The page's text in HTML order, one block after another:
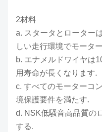
2材料
a. スタータとローター
しい走行環境でモータ
b. エナメルドワイヤは
用寿命が長くなります.
c. すべてのモーターコ
境保護要件を満たす.
d. NSK低騒音高品質の
する.